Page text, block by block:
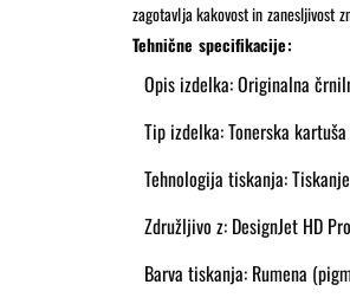
zagotavlja kakovost in zanesljivost
Tehnične specifikacije:
Opis izdelka: Originalna
Tip izdelka: Tonerska kartuša
Tehnologija tiskanja:
Združljivo z: DesignJet HD
Barva tiskanja: Rumena